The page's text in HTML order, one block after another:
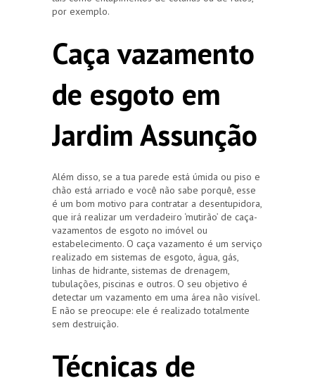
por exemplo.
Caça vazamento
de esgoto em
Jardim Assunção
Além disso, se a tua parede está úmida ou piso e
chão está arriado e você não sabe porquê, esse
é um bom motivo para contratar a desentupidora,
que irá realizar um verdadeiro ‘mutirão’ de caça-
vazamentos de esgoto no imóvel ou
estabelecimento. O caça vazamento é um serviço
realizado em sistemas de esgoto, água, gás,
linhas de hidrante, sistemas de drenagem,
tubulações, piscinas e outros. O seu objetivo é
detectar um vazamento em uma área não visível.
E não se preocupe: ele é realizado totalmente
sem destruição.
Técnicas de